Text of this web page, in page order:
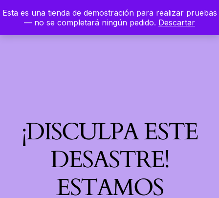
Esta es una tienda de demostración para realizar pruebas
— no se completará ningún pedido. Descartar
Hierbaloca LinkedIn
Instagram
Facebook
Acceder
¡DISCULPA ESTE
DESASTRE!
ESTAMOS